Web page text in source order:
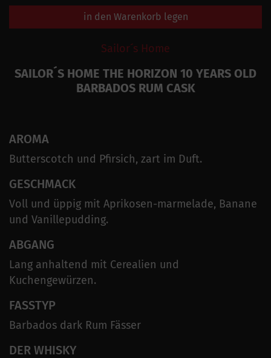
in den Warenkorb legen
Sailor´s Home
SAILOR´S HOME THE HORIZON 10 YEARS OLD
BARBADOS RUM CASK
AROMA
Butterscotch und Pfirsich, zart im Duft.
GESCHMACK
Voll und üppig mit Aprikosen-marmelade, Banane
und Vanillepudding.
ABGANG
Lang anhaltend mit Cerealien und
Kuchengewürzen.
FASSTYP
Barbados dark Rum Fässer
DER WHISKY